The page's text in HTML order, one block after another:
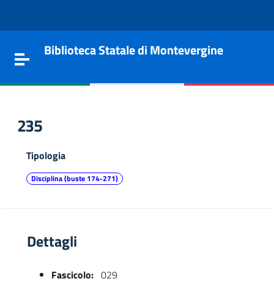
Toggle navigation
Biblioteca Statale di Montevergine
235
Tipologia
Disciplina (buste 174-271)
Dettagli
Fascicolo: 029